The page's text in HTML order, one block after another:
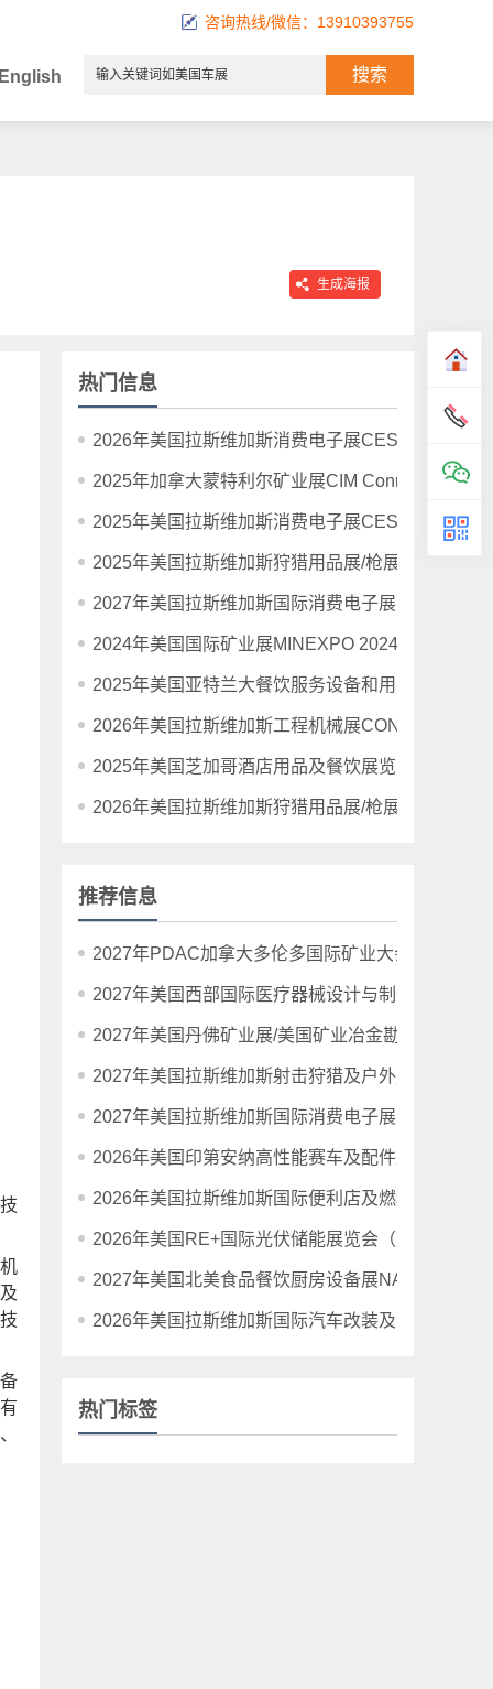
咨询热线/微信：13910393755
生成海报
热门信息
2026年美国拉斯维加斯消费电子展CES 2026
2025年加拿大蒙特利尔矿业展CIM Connect
2025年美国拉斯维加斯消费电子展CES 2025
2025年美国拉斯维加斯狩猎用品展/枪展/射击展
2027年美国拉斯维加斯国际消费电子展览会
2024年美国国际矿业展MINEXPO 2024年9月24-26
2025年美国亚特兰大餐饮服务设备和用品展The
2026年美国拉斯维加斯工程机械展CONEXPO-
2025年美国芝加哥酒店用品及餐饮展览会NRA
2026年美国拉斯维加斯狩猎用品展/枪展/射击展
推荐信息
2027年PDAC加拿大多伦多国际矿业大会暨展览会
2027年美国西部国际医疗器械设计与制造展览会
2027年美国丹佛矿业展/美国矿业冶金勘探展
2027年美国拉斯维加斯射击狩猎及户外用品展览会
2027年美国拉斯维加斯国际消费电子展览会
2026年美国印第安纳高性能赛车及配件展PRI
2026年美国拉斯维加斯国际便利店及燃料零售业展
2026年美国RE+国际光伏储能展览会（暨清洁能源
2027年美国北美食品餐饮厨房设备展NAFEM
2026年美国拉斯维加斯国际汽车改装及配件博览会
热门标签